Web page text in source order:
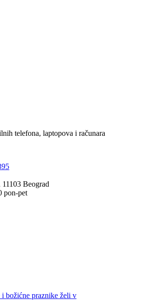
telefona, laptopova i računara
Beograd
pon-pet
i božićne praznike želi v